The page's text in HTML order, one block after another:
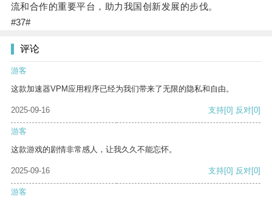
流和合作的重要平台，助力我国创新发展的步伐。
#37#
评论
游客
这款加速器VPM应用程序已经为我们带来了无限的隐私和自由。
2025-09-16 支持[0] 反对[0]
游客
这款游戏的剧情非常感人，让我久久不能忘怀。
2025-09-16 支持[0] 反对[0]
游客